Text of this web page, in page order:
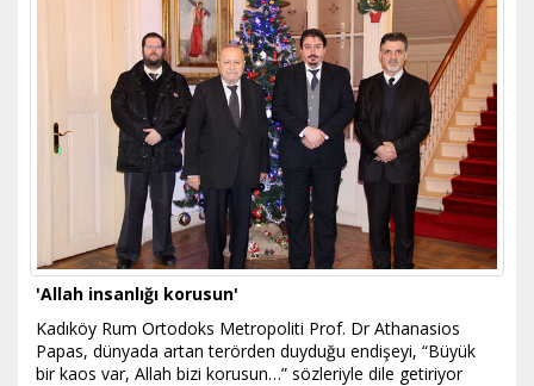
'Allah insanlığı korusun'
Kadıköy Rum Ortodoks Metropoliti Prof. Dr Athanasios
Papas, dünyada artan terörden duyduğu endişeyi, “Büyük
bir kaos var, Allah bizi korusun…” sözleriyle dile getiriyor